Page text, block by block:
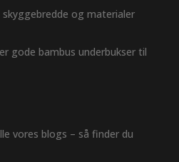
skyggebredde og materialer
gode bambus underbukser til
vores blogs – så finder du